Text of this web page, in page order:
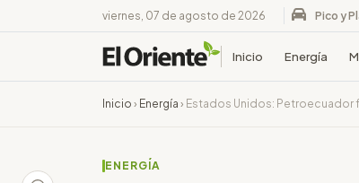
viernes, 07 de agosto de 2026 Pico y
Inicio Energía
Inicio › Energía › Estados Unidos:
ENERGÍA